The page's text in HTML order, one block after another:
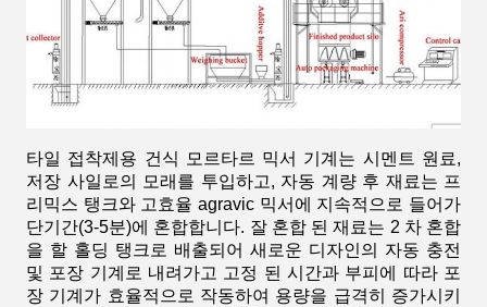
타일 ​​접착제용 건식 모르타르 믹서 기계는 시멘트 원료,
저장 사일로의 모래를 투입하고, 자동 계량 후 재료는 프
리믹스 탱크와 고효율 agravic 믹서에 지속적으로 들어가
단기간(3-5분)에 혼합합니다. 잘 혼합 된 재료는 2 차 혼합
을 할 홀딩 탱크로 배출되어 새로운 디자인의 자동 충전
및 포장 기계로 내려가고 고정 된 시간과 부피에 따라 포
장 기계가 효율적으로 작동하여 용량을 급격히 증가시키